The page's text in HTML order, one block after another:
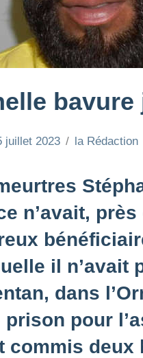
juillet 2023 la Rédaction
n’avait,
il n’avait
dans
prison pour
commis